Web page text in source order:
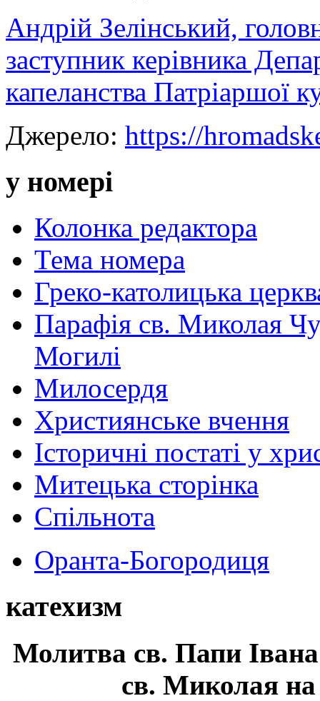
Андрій Зелінський,
заступник керівника
капеланства Патріаршої
Джерело: https://
у номері
Колонка редактора
Тема номера
Греко-католицька
Парафія св. Миколая
Могилі
Милосердя
Християнське вчення
Історичні постаті у
Митецька сторінка
Спільнота
Оранта-Богородиця
катехизм
Молитва св. Папи
св. Миколая на